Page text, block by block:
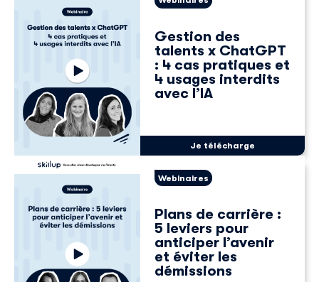
Gestion des
talents x ChatGPT
: 4 cas pratiques et
4 usages interdits
avec l’IA
Je télécharge
Webinaires
Plans de carrière :
5 leviers pour
anticiper l’avenir
et éviter les
démissions